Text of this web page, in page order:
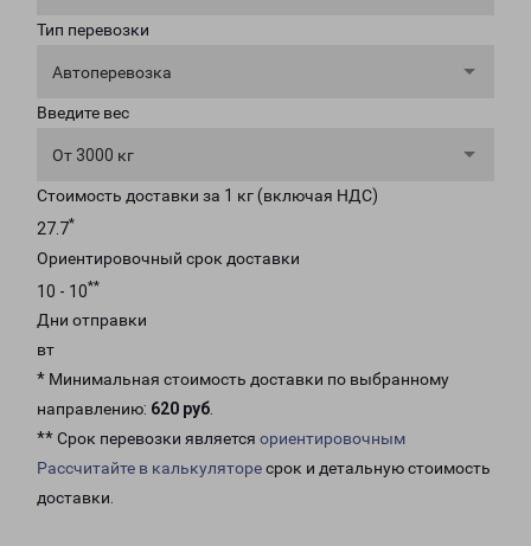
Тип перевозки
Автоперевозка
Введите вес
От 3000 кг
Стоимость доставки за 1 кг (включая НДС)
27.7*
Ориентировочный срок доставки
10 - 10**
Дни отправки
вт
* Минимальная стоимость доставки по выбранному
направлению: 620 руб.
** Срок перевозки является ориентировочным
Рассчитайте в калькуляторесрок и детальную стоимость
доставки.